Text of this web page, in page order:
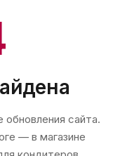
сайта.
— в магазине